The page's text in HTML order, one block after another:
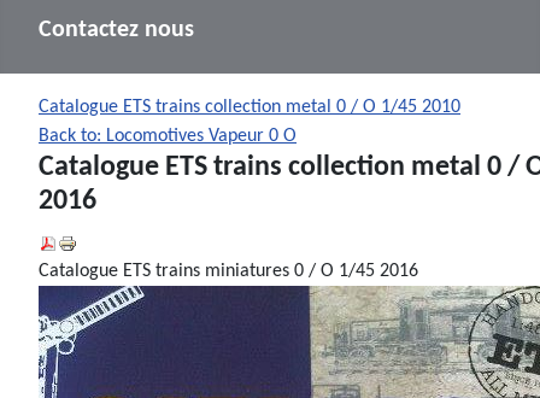
Contactez nous
Catalogue ETS trains collection metal 0 / O 1/45 2010
Back to: Locomotives Vapeur 0 O
Catalogue ETS trains collection metal 0 /
2016
Catalogue ETS trains miniatures 0 / O 1/45 2016